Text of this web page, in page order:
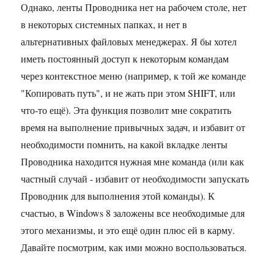
Однако, ленты Проводника нет на рабочем столе, нет
в некоторых системных папках, и нет в
альтернативных файловых менеджерах. Я бы хотел
иметь постоянный доступ к некоторым командам
через контекстное меню (например, к той же команде
"Копировать путь", и не жать при этом SHIFT, или
что-то ещё). Эта функция позволит мне сократить
время на выполнение привычных задач, и избавит от
необходимости помнить, на какой вкладке ленты
Проводника находится нужная мне команда (или как
частный случай - избавит от необходимости запускать
Проводник для выполнения этой команды). К
счастью, в Windows 8 заложены все необходимые для
этого механизмы, и это ещё один плюс ей в карму.
Давайте посмотрим, как ими можно воспользоваться.